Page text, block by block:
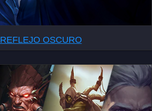
REFLEJO OSCURO